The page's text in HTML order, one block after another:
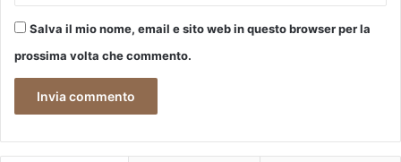
Salva il mio nome, email e sito web in questo browser per la
prossima volta che commento.